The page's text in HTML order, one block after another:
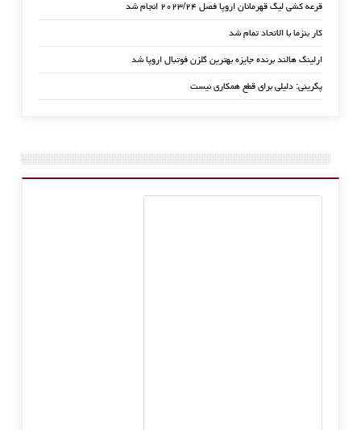
قرعه کشی لیگ قهرمانان اروپا فصل ۲۰۲۳/۲۴ انجام شد
کار بنزما با الاتحاد تمام شد
ارلینگ هالند برنده جایزه بهترین گلزن فوتبال اروپا شد
پگرینی: دلیلی برای قطع همکاری نیست